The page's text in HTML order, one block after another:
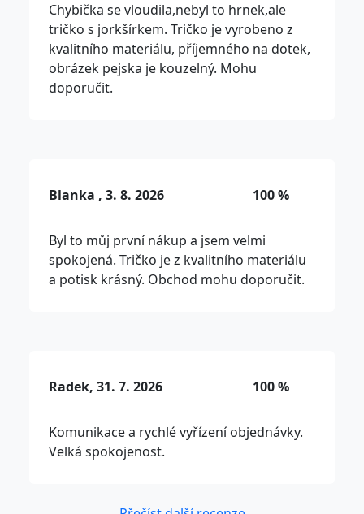
Chybička se vloudila,nebyl to hrnek,ale
tričko s jorkšírkem. Tričko je vyrobeno z
kvalitního materiálu, příjemného na dotek,
obrázek pejska je kouzelný. Mohu
doporučit.
Blanka , 3. 8. 2026 100 %
Byl to můj první nákup a jsem velmi
spokojená. Tričko je z kvalitního materiálu
a potisk krásný. Obchod mohu doporučit.
Radek, 31. 7. 2026 100 %
Komunikace a rychlé vyřízení objednávky.
Velká spokojenost.